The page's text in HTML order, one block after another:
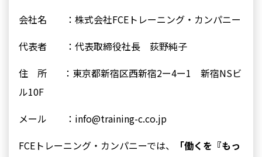
会社名 ：株式会社FCEトレーニング・カンパニー
代表者 ：代表取締役社長 荻野純子
住 所 ：東京都新宿区西新宿2ー4ー1 新宿NSビ
ル10F
メール ：info@training-c.co.jp
FCEトレーニング・カンパニーでは、
「働くを『もっ